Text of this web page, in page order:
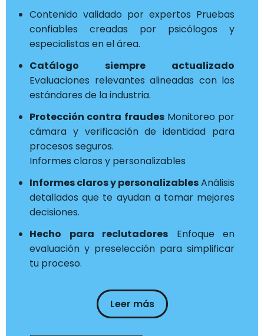
Contenido validado por expertos Pruebas
confiables creadas por psicólogos y
especialistas en el área.
Catálogo siempre actualizado
Evaluaciones relevantes alineadas con los
estándares de la industria.
Protección contra fraudesMonitoreo por
cámara y verificación de identidad para
procesos seguros.
Informes claros y personalizables
Informes claros y personalizablesAnálisis
detallados que te ayudan a tomar mejores
decisiones.
Hecho para reclutadores Enfoque en
evaluación y preselección para simplificar
tu proceso.
Leer más